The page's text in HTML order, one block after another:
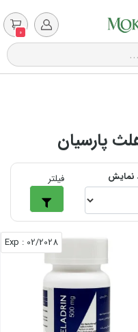
0
پارسیان
نمایش فیلتر
02/2028
: Exp